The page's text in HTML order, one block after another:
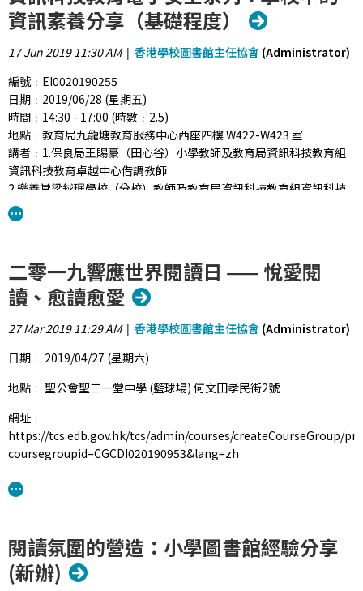
貫通，以及在不同知識領域中延展語文學習。
動跨課程閱讀的策略、模式和方法； (3) 學校經驗分享； (4) 交流與討
論。
網址﹕
https://tcs.edb.gov.hk/tcs/admin/courses/previewCourse/
courseId=CDI020190558&lang=zh
資訊素養分享（基礎程度）
17 Jun 2019 11:30 AM| 香港學校圖書館主任協會 (Administrator)
編號﹕EI0020190255
日期﹕2019/06/28 (星期五)
時間﹕14:30 - 17:00 (時數﹕2.5)
地點﹕教育局九龍塘教育服務中心西座四樓 W422-W423 室
講者﹕1.保良局王賜豪（田心谷）小學教師及教育局資訊科技教育組
資訊科技教育卓越中心借調教師
2.樂善堂梁銶琚學校（分校）教師及教育局資訊科技教育組資訊科技
教育卓越中心借調教師
3.崇真書院教師及教育局資訊科技教育組資訊科技教育卓越中心借調
4.青年會書院教師及教育局資訊科技教育組資訊科技教育卓越中心借
調教師
5. 香港恒生大學資訊科技總監黃寶財教授
參加對象﹕所有中、小學校長及教師
活動目標﹕本講座旨在簡介資訊素養 (IL)及不同學校推行方法。
活動詳情﹕
2.嘉賓講者分享；
3.學校分享；
4.答問環節。
網址﹕
二零一九響應世界閱讀日 —— 悅愛閱
讀、愈讀愈愛
27 Mar 2019 11:29 AM| 香港學校圖書館主任協會 (Administrator)
日期﹕ 2019/04/27 (星期六)
地點﹕ 聖公會聖三一堂中學 (籃球場) 何文田孝民街2號
網址﹕
https://tcs.edb.gov.hk/tcs/admin/courses/createCourseGroup/
coursegroupid=CGCDI020190953&lang=zh
報名﹕
https://www.hkedcity.net/eventcalendar/event/
閱讀氛圍的營造：小學圖書館經驗分享
(新辦)